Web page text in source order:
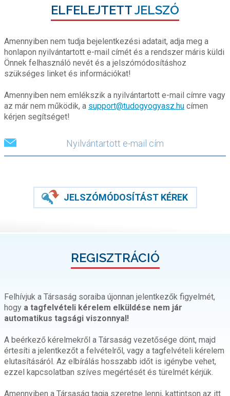
ELFELEJTETTJELSZÓ
Amennyiben nem tudja bejelentkezési adatait, adja meg a
honlapon nyilvántartott e-mail címét és a rendszer máris küldi
Önnek felhasználó nevét és a jelszómódosításhoz
szükséges linket és információkat!
Amennyiben nem emlékszik a nyilvántartott e-mail címre vagy
az már nem működik, a support@tudogyogyasz.hu címen
kérjen segítséget!
JELSZÓMÓDOSÍTÁST KÉREK
REGISZTRÁCIÓ
Felhívjuk a Társaság soraiba újonnan jelentkezők figyelmét,
hogy a tagfelvételi kérelem elküldése nem jár
automatikus tagsági viszonnyal!
A beérkező kérelmekről a Társaság vezetősége dönt, majd
értesíti a jelentkezőt a felvételről, vagy a tagfelvételi kérelem
elutasításáról. Az elbírálás hosszabb időt is igénybe vehet,
ezzel kapcsolatban szíves megértését és türelmét kérjük.
Amennyiben a Társaság tagja szeretne lenni, kattintson az itt